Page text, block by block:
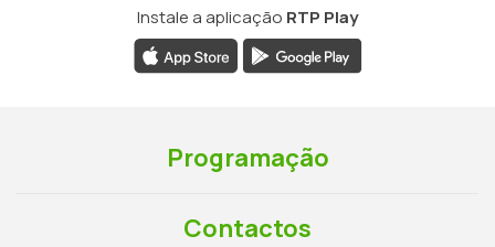
Instale a aplicação RTP Play
Programação
Contactos